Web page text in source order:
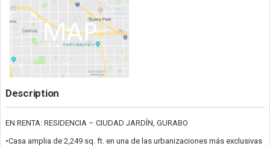
Description
EN RENTA: RESIDENCIA – CIUDAD JARDÍN, GURABO
•Casa amplia de 2,249 sq. ft. en una de las urbanizaciones más exclusivas